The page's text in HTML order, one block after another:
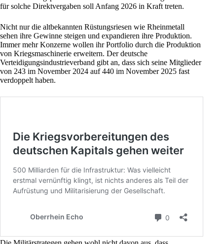
für solche Direktvergaben soll Anfang 2026 in Kraft treten.
Nicht nur die altbekannten Rüstungsriesen wie Rheinmetall
sehen ihre Gewinne steigen und expandieren ihre Produktion.
Immer mehr Konzerne wollen ihr Portfolio durch die Produktion
von Kriegsmaschinerie erweitern. Der deutsche
Verteidigungsindustrieverband gibt an, dass sich seine Mitglieder
von 243 im November 2024 auf 440 im November 2025 fast
verdoppelt haben.